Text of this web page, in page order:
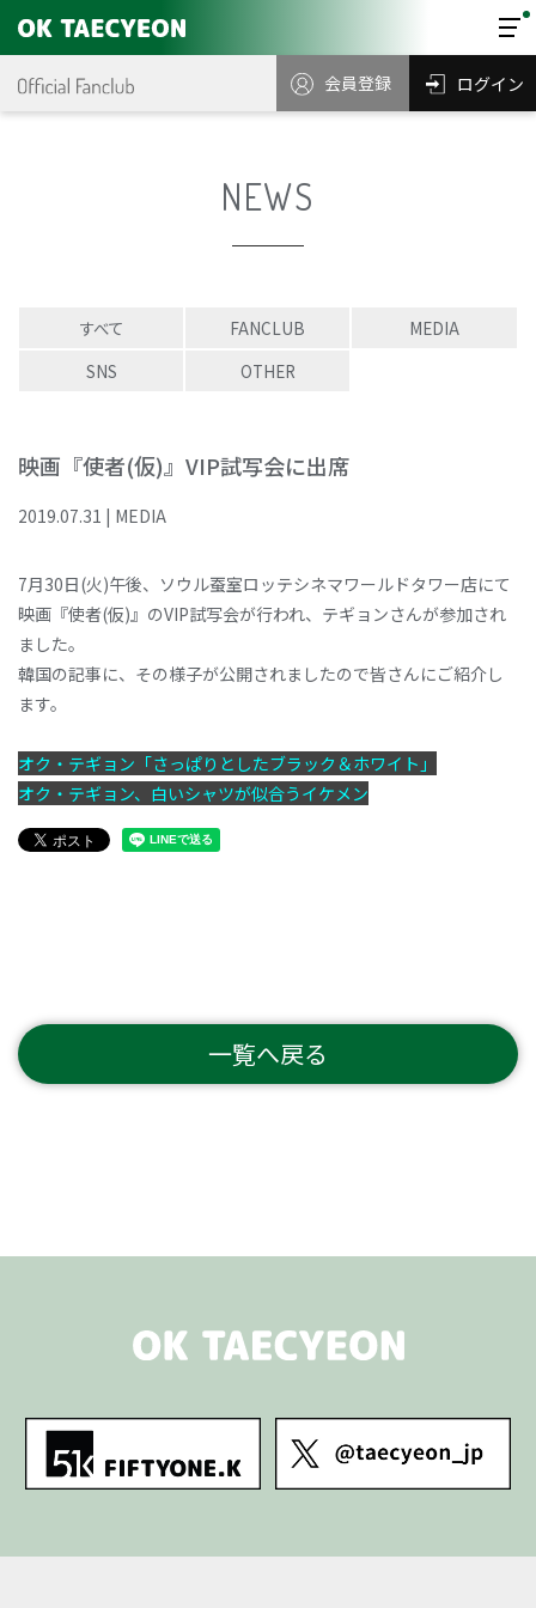
会員登録 ログイン
NEWS
すべて FANCLUB
MEDIA
SNS
OTHER
映画『使者(仮)』VIP試写会に出席
2019.07.31 | MEDIA
7月30日(火)午後、ソウル蚕室ロッテシネマワールドタワー店にて
映画『使者(仮)』のVIP試写会が行われ、テギョンさんが参加され
ました。
韓国の記事に、その様子が公開されましたので皆さんにご紹介し
ます。
オク・テギョン「さっぱりとしたブラック＆ホワイト」
オク・テギョン、白いシャツが似合うイケメン
一覧へ戻る